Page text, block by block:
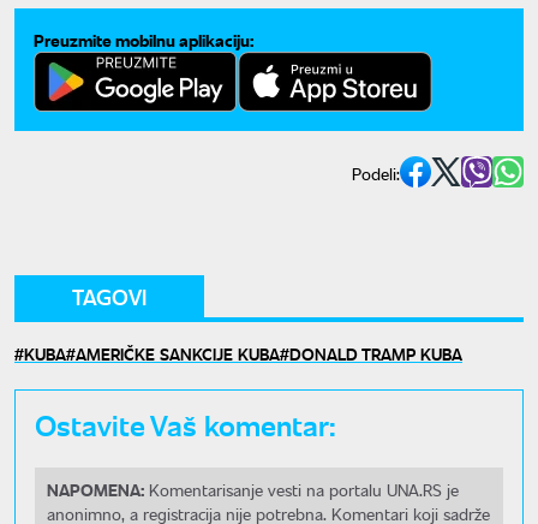
Preuzmite mobilnu aplikaciju:
Podeli:
TAGOVI
KUBA AMERIČKE SANKCIJE KUBA DONALD TRAMP KUBA
Ostavite Vaš komentar:
NAPOMENA: Komentarisanje vesti na portalu UNA.RS je
anonimno, a registracija nije potrebna. Komentari koji sadrže